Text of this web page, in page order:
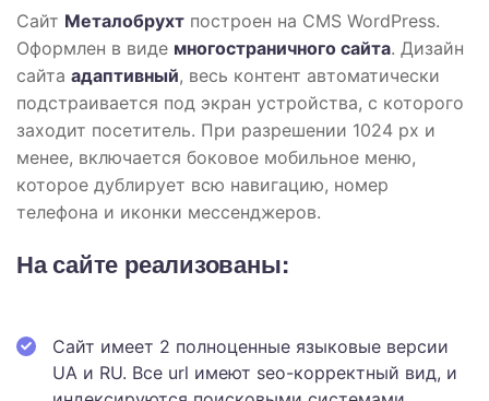
Сайт Металобрухт построен на CMS WordPress.
Оформлен в виде многостраничного сайта. Дизайн
сайта адаптивный, весь контент автоматически
подстраивается под экран устройства, с которого
заходит посетитель. При разрешении 1024 px и
менее, включается боковое мобильное меню,
которое дублирует всю навигацию, номер
телефона и иконки мессенджеров.
На сайте реализованы:
Сайт имеет 2 полноценные языковые версии
UA и RU. Все url имеют seo-корректный вид, и